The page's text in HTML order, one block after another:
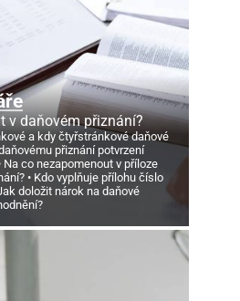
v daňovém přiznání?
a kdy čtyřstránkové daňové
přiznání potvrzení
Na co nezapomenout v příloze
Kdo vyplňuje přílohu číslo
doložit nárok na daňové